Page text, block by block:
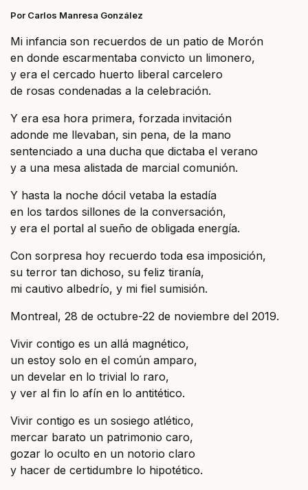
Por Carlos Manresa González
Mi infancia son recuerdos de un patio de Morón
en donde escarmentaba convicto un limonero,
y era el cercado huerto liberal carcelero
de rosas condenadas a la celebración.
Y era esa hora primera, forzada invitación
adonde me llevaban, sin pena, de la mano
sentenciado a una ducha que dictaba el verano
y a una mesa alistada de marcial comunión.
Y hasta la noche dócil vetaba la estadía
en los tardos sillones de la conversación,
y era el portal al sueño de obligada energía.
Con sorpresa hoy recuerdo toda esa imposición,
su terror tan dichoso, su feliz tiranía,
mi cautivo albedrío, y mi fiel sumisión.
Montreal, 28 de octubre-22 de noviembre del 2019.
Vivir contigo es un allá magnético,
un estoy solo en el común amparo,
un develar en lo trivial lo raro,
y ver al fin lo afín en lo antitético.
Vivir contigo es un sosiego atlético,
mercar barato un patrimonio caro,
gozar lo oculto en un notorio claro
y hacer de certidumbre lo hipotético.